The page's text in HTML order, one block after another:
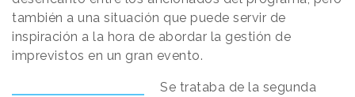
también a una situación que puede servir de
inspiración a la hora de abordar la gestión de
imprevistos en un gran evento.
Se trataba de la segunda